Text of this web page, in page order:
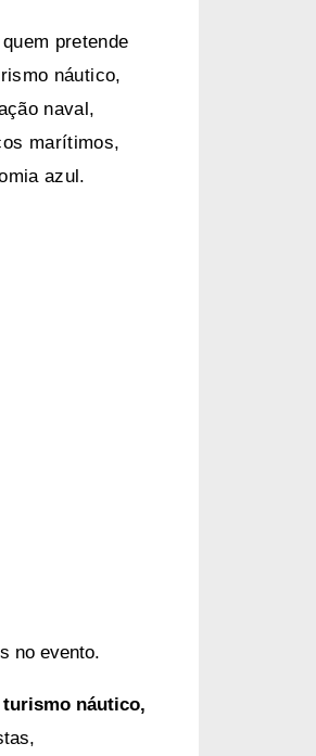
pretende
náutico,
naval,
marítimos,
azul.
no evento.
náutico,